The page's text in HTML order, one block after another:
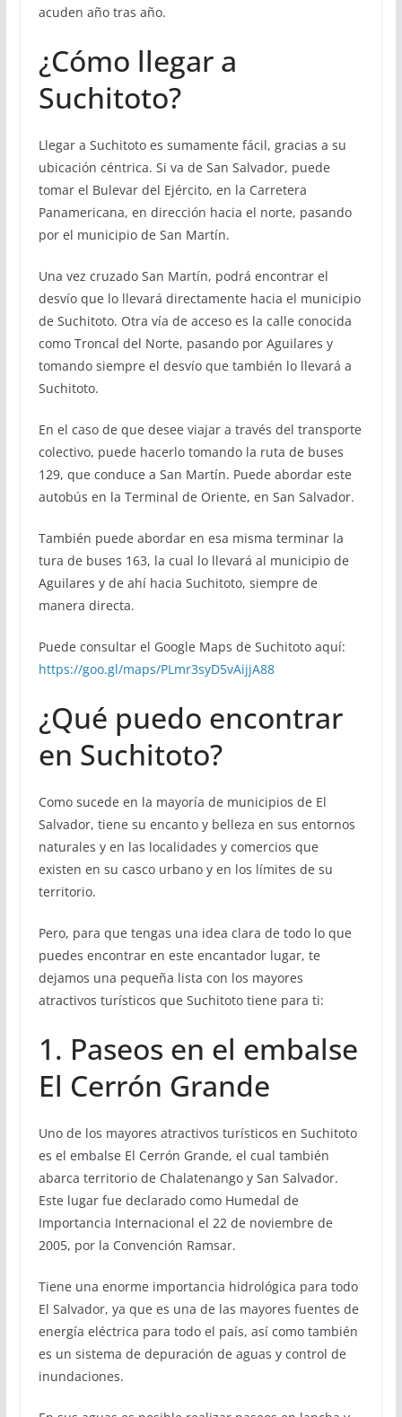
acuden año tras año.
¿Cómo llegar a
Suchitoto?
Llegar a Suchitoto es sumamente fácil, gracias a su
ubicación céntrica. Si va de San Salvador, puede
tomar el Bulevar del Ejército, en la Carretera
Panamericana, en dirección hacia el norte, pasando
por el municipio de San Martín.
Una vez cruzado San Martín, podrá encontrar el
desvío que lo llevará directamente hacia el municipio
de Suchitoto. Otra vía de acceso es la calle conocida
como Troncal del Norte, pasando por Aguilares y
tomando siempre el desvío que también lo llevará a
Suchitoto.
En el caso de que desee viajar a través del transporte
colectivo, puede hacerlo tomando la ruta de buses
129, que conduce a San Martín. Puede abordar este
autobús en la Terminal de Oriente, en San Salvador.
También puede abordar en esa misma terminar la
tura de buses 163, la cual lo llevará al municipio de
Aguilares y de ahí hacia Suchitoto, siempre de
manera directa.
Puede consultar el Google Maps de Suchitoto aquí:
https://goo.gl/maps/PLmr3syD5vAijjA88
¿Qué puedo encontrar
en Suchitoto?
Como sucede en la mayoría de municipios de El
Salvador, tiene su encanto y belleza en sus entornos
naturales y en las localidades y comercios que
existen en su casco urbano y en los límites de su
territorio.
Pero, para que tengas una idea clara de todo lo que
puedes encontrar en este encantador lugar, te
dejamos una pequeña lista con los mayores
atractivos turísticos que Suchitoto tiene para ti:
1. Paseos en el embalse
El Cerrón Grande
Uno de los mayores atractivos turísticos en Suchitoto
es el embalse El Cerrón Grande, el cual también
abarca territorio de Chalatenango y San Salvador.
Este lugar fue declarado como Humedal de
Importancia Internacional el 22 de noviembre de
2005, por la Convención Ramsar.
Tiene una enorme importancia hidrológica para todo
El Salvador, ya que es una de las mayores fuentes de
energía eléctrica para todo el país, así como también
es un sistema de depuración de aguas y control de
inundaciones.